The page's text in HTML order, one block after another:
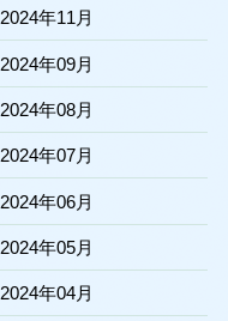
2024年11月
2024年09月
2024年08月
2024年07月
2024年06月
2024年05月
2024年04月